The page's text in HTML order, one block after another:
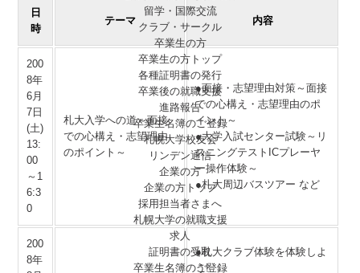
留学・国際交流
クラブ・サークル
卒業生の方
卒業生の方トップ
各種証明書の発行
卒業後の就職支援
進路報告
卒業生名簿のご登録
札幌大学校友会
リンデン通信
企業の方
企業の方トップ
採用担当者さまへ
札幌大学の就職支援
求人
証明書の受取
卒業生名簿のご登録
日
時
テーマ 内容
200
8年
6月
7日
(土)
13:
00
～1
6:3
0
札大入学への道～面接
での心構え・志望理由
のポイント～
●面接・志望理由対策～面接
での心構え・志望理由のポ
イント～
●大学入試センター試験～リ
スニングテストICプレーヤ
ー操作体験～
●札大周辺バスツアー など
200
8年
●札大クラブ体験を体験しよ
う!